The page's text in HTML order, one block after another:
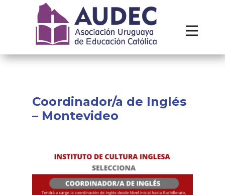
Institucional
Recursos
Coordinador/a de Inglés
– Montevideo